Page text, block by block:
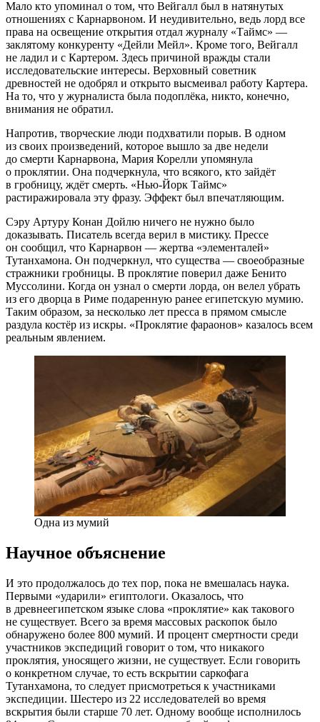
Мало кто упоминал о том, что Вейгалл был в натянутых
отношениях с Карнарвоном. И неудивительно, ведь лорд все
права на освещение открытия отдал журналу «Таймс» —
заклятому конкуренту «Дейли Мейл». Кроме того, Вейгалл
не ладил и с Картером. Здесь причиной вражды стали
исследовательские интересы. Верховный советник
древностей не одобрял и открыто высмеивал работу Картера.
На то, что у журналиста была подоплёка, никто, конечно,
внимания не обратил.
Напротив, творческие люди подхватили порыв. В одном
из своих произведений, которое вышло за две недели
до смерти Карнарвона, Мария Корелли упомянула
о проклятии. Она подчеркнула, что всякого, кто зайдёт
в гробницу, ждёт смерть. «Нью-Йорк Таймс»
растиражировала эту фразу. Эффект был впечатляющим.
Сэру Артуру Конан Дойлю ничего не нужно было
доказывать. Писатель всегда верил в мистику. Прессе
он сообщил, что Карнарвон — жертва «элементалей»
Тутанхамона. Он подчеркнул, что существа — своеобразные
стражники гробницы. В проклятие поверил даже Бенито
Муссолини. Когда он узнал о смерти лорда, он велел убрать
из его дворца в Риме подаренную ранее египетскую мумию.
Таким образом, за несколько лет пресса в прямом смысле
раздула костёр из искры. «Проклятие фараонов» казалось всем
реальным явлением.
Одна из мумий
Научное объяснение
И это продолжалось до тех пор, пока не вмешалась наука.
Первыми «ударили» египтологи. Оказалось, что
в древнеегипетском языке слова «проклятие» как такового
не существует. Всего за время массовых раскопок было
обнаружено более 800 мумий. И процент смертности среди
участников экспедиций говорит о том, что никакого
проклятия, уносящего жизни, не существует. Если говорить
о конкретном случае, то есть вскрытии саркофага
Тутанхамона, то следует присмотреться к участниками
экспедиции. Шестеро из 22 исследователей во время
вскрытия были старше 70 лет. Одному вообще исполнилось